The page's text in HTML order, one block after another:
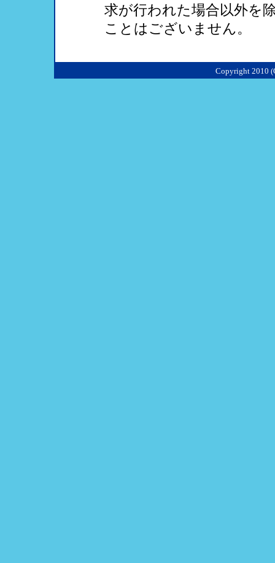
求が行われた場合以外を
ことはございません。
Copyright 2010